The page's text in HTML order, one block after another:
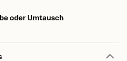
oder Umtausch